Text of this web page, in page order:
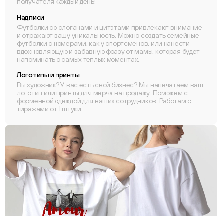
Надписи
Футболки со слоганами и цитатами привлекают внимание
и отражают вашу уникальность. Можно создать семейные
футболки с номерами, как у спортсменов, или нанести
вдохновляющую и забавную фразу от мамы, которая будет
напоминать о самых тёплых моментах.
Логотипы и принты
Вы художник? У вас есть свой бизнес? Мы напечатаем ваш
логотип или принты для мерча на продажу. Поможем с
форменной одеждой для ваших сотрудников. Работам с
тиражами от 1 штуки.